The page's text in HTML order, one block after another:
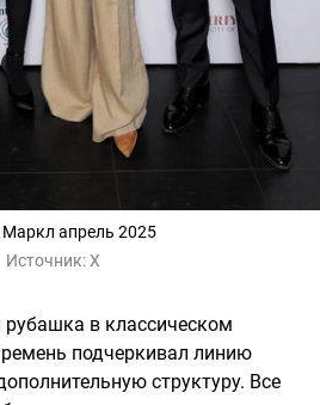
апрель 2025
Источник:X
в классическом
подчеркивал линию
структуру. Все